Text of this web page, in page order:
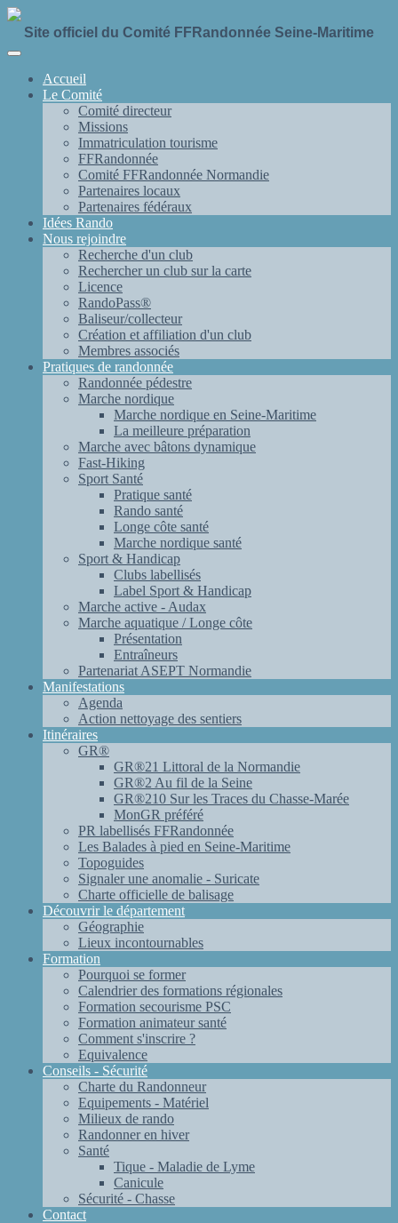
Site officiel du Comité FFRandonnée Seine-Maritime
Accueil
Le Comité
Comité directeur
Missions
Immatriculation tourisme
FFRandonnée
Comité FFRandonnée Normandie
Partenaires locaux
Partenaires fédéraux
Idées Rando
Nous rejoindre
Recherche d'un club
Rechercher un club sur la carte
Licence
RandoPass®
Baliseur/collecteur
Création et affiliation d'un club
Membres associés
Pratiques de randonnée
Randonnée pédestre
Marche nordique
Marche nordique en Seine-Maritime
La meilleure préparation
Marche avec bâtons dynamique
Fast-Hiking
Sport Santé
Pratique santé
Rando santé
Longe côte santé
Marche nordique santé
Sport & Handicap
Clubs labellisés
Label Sport & Handicap
Marche active - Audax
Marche aquatique / Longe côte
Présentation
Entraîneurs
Partenariat ASEPT Normandie
Manifestations
Agenda
Action nettoyage des sentiers
Itinéraires
GR®
GR®21 Littoral de la Normandie
GR®2 Au fil de la Seine
GR®210 Sur les Traces du Chasse-Marée
MonGR préféré
PR labellisés FFRandonnée
Les Balades à pied en Seine-Maritime
Topoguides
Signaler une anomalie - Suricate
Charte officielle de balisage
Découvrir le département
Géographie
Lieux incontournables
Formation
Pourquoi se former
Calendrier des formations régionales
Formation secourisme PSC
Formation animateur santé
Comment s'inscrire ?
Equivalence
Conseils - Sécurité
Charte du Randonneur
Equipements - Matériel
Milieux de rando
Randonner en hiver
Santé
Tique - Maladie de Lyme
Canicule
Sécurité - Chasse
Contact